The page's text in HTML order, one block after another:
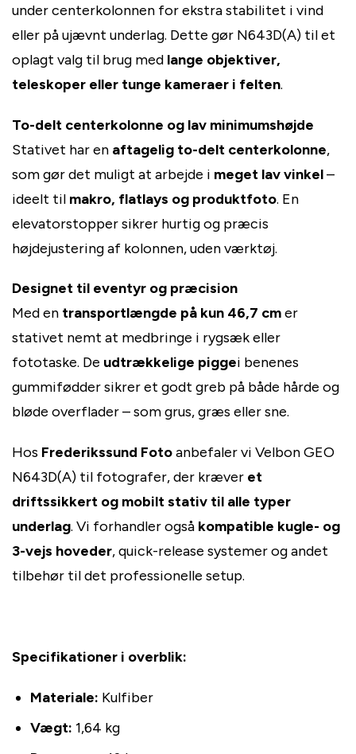
under centerkolonnen for ekstra stabilitet i vind
eller på ujævnt underlag. Dette gør N643D(A) til et
oplagt valg til brug med lange objektiver,
teleskoper eller tunge kameraer i felten.
To-delt centerkolonne og lav minimumshøjde
Stativet har en aftagelig to-delt centerkolonne,
som gør det muligt at arbejde i meget lav vinkel–
ideelt til makro, flatlays og produktfoto. En
elevatorstopper sikrer hurtig og præcis
højdejustering af kolonnen, uden værktøj.
Designet til eventyr og præcision
Med en transportlængde på kun 46,7 cmer
stativet nemt at medbringe i rygsæk eller
fototaske. De udtrækkelige piggei benenes
gummifødder sikrer et godt greb på både hårde og
bløde overflader – som grus, græs eller sne.
Hos Frederikssund Fotoanbefaler vi Velbon GEO
N643D(A) til fotografer, der kræver et
driftssikkert og mobilt stativ til alle typer
underlag. Vi forhandler også kompatible kugle- og
3-vejs hoveder, quick-release systemer og andet
tilbehør til det professionelle setup.
Specifikationer i overblik:
Materiale: Kulfiber
Vægt: 1,64 kg